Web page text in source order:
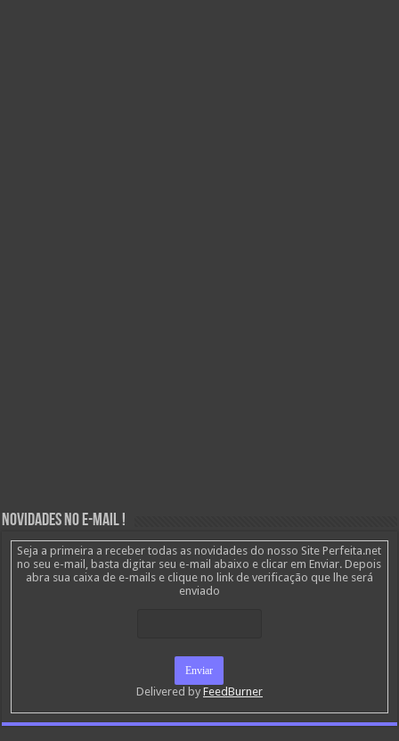
Novidades no E-mail !
Seja a primeira a receber todas as novidades do nosso Site Perfeita.net
no seu e-mail, basta digitar seu e-mail abaixo e clicar em Enviar. Depois
abra sua caixa de e-mails e clique no link de verificação que lhe será
enviado
Delivered by FeedBurner